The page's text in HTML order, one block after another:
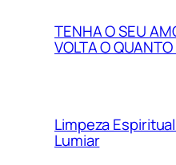
TENHA O SEU
VOLTA O
Limpeza
Lumiar